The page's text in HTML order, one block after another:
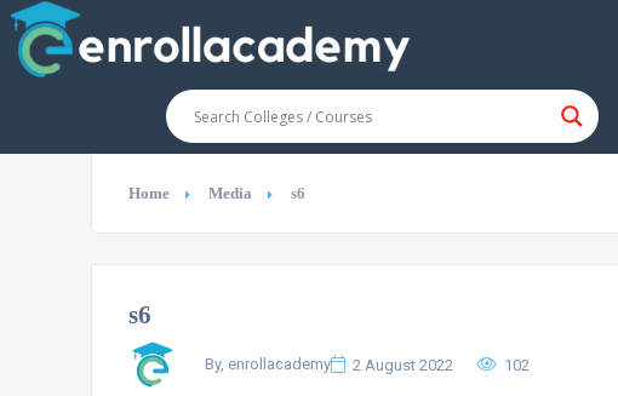
Home Media s6
s6
By, enrollacademy 2 August 2022 102